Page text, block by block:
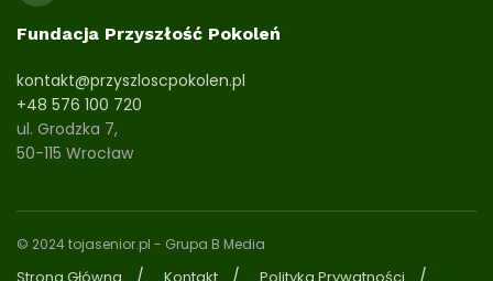
Fundacja Przyszłość Pokoleń
kontakt@przyszloscpokolen.pl
+48 576 100 720
ul. Grodzka 7,
50-115 Wrocław
© 2024 tojasenior.pl - Grupa B Media